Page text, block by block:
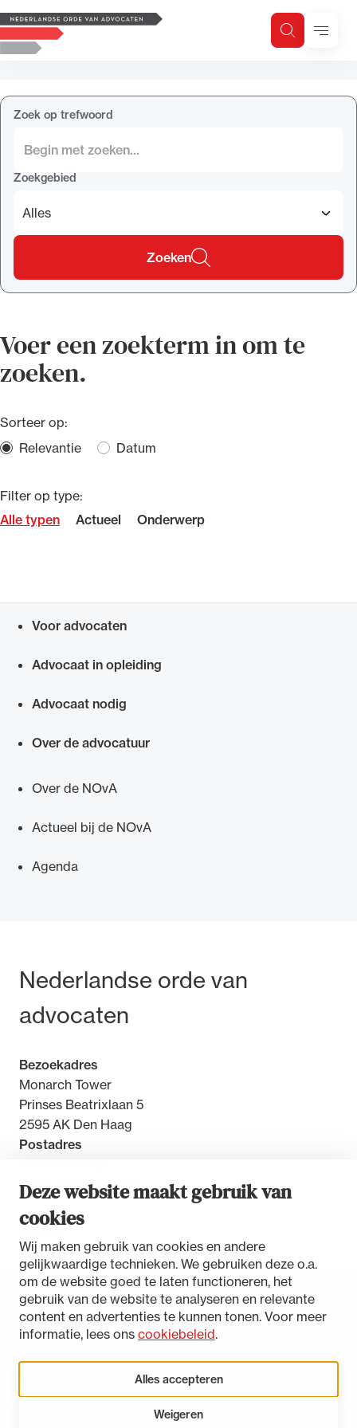
Deze website maakt gebruik van
cookies
Wij maken gebruik van cookies en andere
gelijkwaardige technieken. We gebruiken deze o.a.
om de website goed te laten functioneren, het
gebruik van de website te analyseren en relevante
content en advertenties te kunnen tonen. Voor meer
informatie, lees ons cookiebeleid.
Alles accepteren
Weigeren
Logo, to the homepage
ZoekenMenu
Zoeken
Zoek op trefwoord
Zoekgebied
Zoeken
Voer een zoekterm in om te
zoeken.
Sorteer op:
Relevantie
Datum
Filter op type:
Alle typen
Actueel Onderwerp
Zoekresultaten
Voor advocaten
Advocaat in opleiding
Advocaat nodig
Over de advocatuur
Over de NOvA
Actueel bij de NOvA
Agenda
Bezoek- en postadres
Nederlandse orde van
advocaten
Bezoekadres
Monarch Tower
Prinses Beatrixlaan 5
2595 AK Den Haag
Postadres
2500 GW Den Haag
Toegankelijkheidsverklaring
Disclaimer
Zoek op trefwoord
Zoekgebied
Uitgelicht
advocatuur (Roda).
beroepsuitoefening: van de advocatenpas tot
geheimhoudernummers.